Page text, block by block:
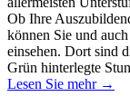
Ob Ihre
können Sie und
einsehen. Dort sind
Grün hinterlegte
Lesen Sie mehr →